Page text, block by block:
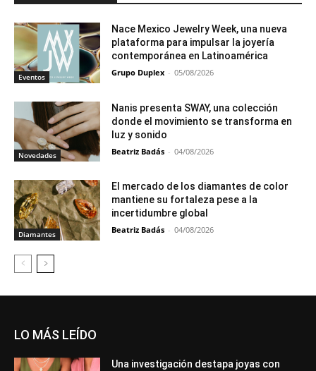
Eventos
Nace Mexico Jewelry Week, una nueva
plataforma para impulsar la joyería
contemporánea en Latinoamérica
Grupo Duplex - 05/08/2026
Novedades
Nanis presenta SWAY, una colección
donde el movimiento se transforma en
luz y sonido
Beatriz Badás - 04/08/2026
Diamantes
El mercado de los diamantes de color
mantiene su fortaleza pese a la
incertidumbre global
Beatriz Badás - 04/08/2026
LO MÁS LEÍDO
Una investigación destapa joyas con